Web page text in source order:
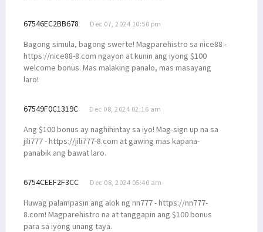
67546EC2BB678 Dec 07, 2024 10:50 pm
Bagong simula, bagong swerte! Magparehistro sa nice88 -
https://nice88-8.com ngayon at kunin ang iyong $100
welcome bonus. Mas malaking panalo, mas masayang
laro!
67549F0C1319C Dec 08, 2024 02:16 am
Ang $100 bonus ay naghihintay sa iyo! Mag-sign up na sa
jili777 - https://jili777-8.com at gawing mas kapana-
panabik ang bawat laro.
6754CEEF2F3CC Dec 08, 2024 05:40 am
Huwag palampasin ang alok ng nn777 - https://nn777-
8.com! Magparehistro na at tanggapin ang $100 bonus
para sa iyong unang taya.